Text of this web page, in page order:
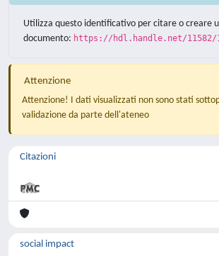
Utilizza questo identificativo per citare o creare
documento: https://hdl.handle.net/11582/
Attenzione
Attenzione! I dati visualizzati non sono stati
validazione da parte dell'ateneo
Citazioni
social impact